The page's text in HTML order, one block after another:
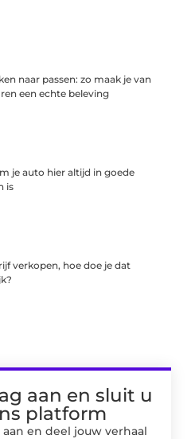
naar passen: zo maak je van
een echte beleving
je auto hier altijd in goede
is
verkopen, hoe doe je dat
aan en sluit u
platform
en deel jouw verhaal